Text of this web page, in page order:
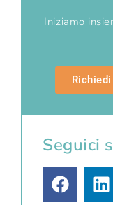
Iniziamo
Seguici